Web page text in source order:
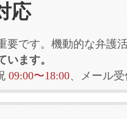
応
です。機動的な弁護
います。
09:00〜18:00、メール受